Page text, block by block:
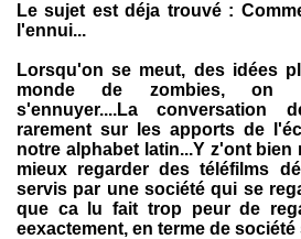
Le sujet est déja trouvé :
l'ennui...
Lorsqu'on se meut, des idées
monde de zombies, on
s'ennuyer....La
rarement sur les apports de
notre alphabet latin...Y z'ont bien
mieux regarder des téléfilms
servis par une société qui se
que ca lu fait trop peur de
eexactement, en terme de société